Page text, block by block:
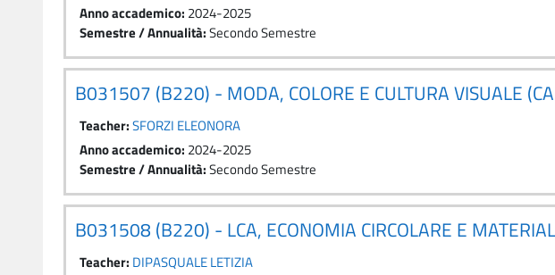
Anno accademico: 2024-2025
Semestre / Annualità:Secondo Semestre
B031507 (B220) - MODA, COLORE E CULTURA VISUALE
Teacher:SFORZI ELEONORA
Anno accademico: 2024-2025
Semestre / Annualità:Secondo Semestre
B031508 (B220) - LCA, ECONOMIA CIRCOLARE E
Teacher: DIPASQUALE LETIZIA